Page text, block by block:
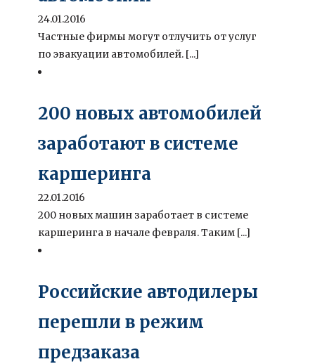
24.01.2016
Частные фирмы могут отлучить от услуг
по эвакуации автомобилей. [...]
200 новых автомобилей
заработают в системе
каршеринга
22.01.2016
200 новых машин заработает в системе
каршеринга в начале февраля. Таким [...]
Российские автодилеры
перешли в режим
предзаказа